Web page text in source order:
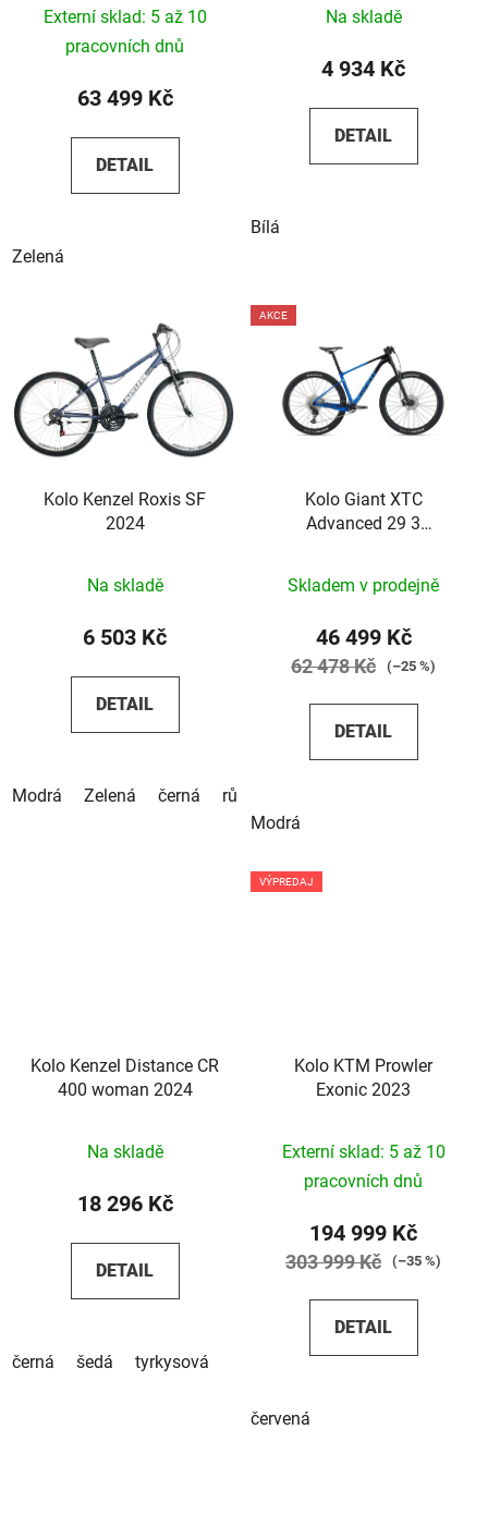
Externí sklad: 5 až 10
pracovních dnů
63 499 Kč
DETAIL
Zelená
Na skladě
4 934 Kč
DETAIL
Bílá
Kolo Kenzel Roxis SF
2024
Na skladě
6 503 Kč
DETAIL
Modrá Zelená černá růžová
AKCE
Kolo Giant XTC
Advanced 29 3
Skladem v prodejně
46 499 Kč
62 478 Kč (–25 %)
DETAIL
Modrá
Kolo Kenzel Distance CR
400 woman 2024
Na skladě
18 296 Kč
DETAIL
černá šedá tyrkysová
VÝPREDAJ
Kolo KTM Prowler
Exonic 2023
Externí sklad: 5 až 10
pracovních dnů
194 999 Kč
303 999 Kč (–35 %)
DETAIL
červená